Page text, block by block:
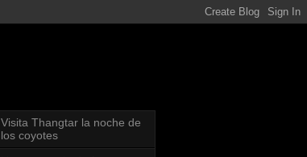
Visita Thangtar la noche de
los coyotes